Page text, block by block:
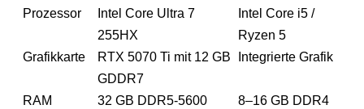
Prozessor
Intel Core Ultra 7
255HX
Intel Core i5 /
Ryzen 5
Grafikkarte
RTX 5070 Ti mit 12 GB
GDDR7
Integrierte Grafik
RAM 32 GB DDR5-5600
8–16 GB DDR4